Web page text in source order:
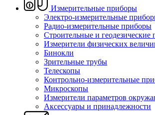
Измерительные приборы
Электро-измерительные
Радио-измерительные приборы
Строительные и геодезические
Измерители физических
Бинокли
Зрительные трубы
Телескопы
Контрольно-измерительные
Микроскопы
Измерители параметров
Аксессуары и принадлежности